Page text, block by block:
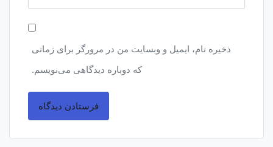
ذخیره نام، ایمیل و وبسایت من در مرورگر برای زمانی
که دوباره دیدگاهی می‌نویسم.